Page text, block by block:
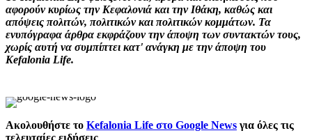
αφορούν κυρίως την Κεφαλονιά και την Ιθάκη, καθώς και
απόψεις πολιτών, πολιτικών και πολιτικών κομμάτων. Τα
ενυπόγραφα άρθρα εκφράζουν την άποψη των συντακτών τους,
χωρίς αυτή να συμπίπτει κατ' ανάγκη με την άποψη του
Kefalonia Life.
Ακολουθήστε το Kefalonia Life στο Google News για όλες τις
τελευταίες ειδήσεις